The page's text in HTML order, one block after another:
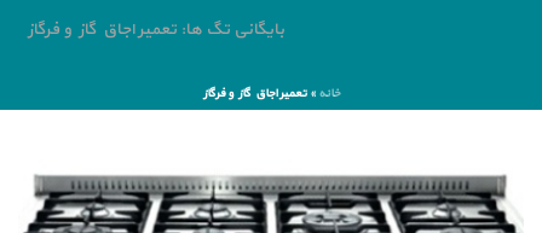
بایگانی تگ ها: تعمیر اجاق گاز و فرگاز
خانه »تعمیر اجاق گاز و فرگاز